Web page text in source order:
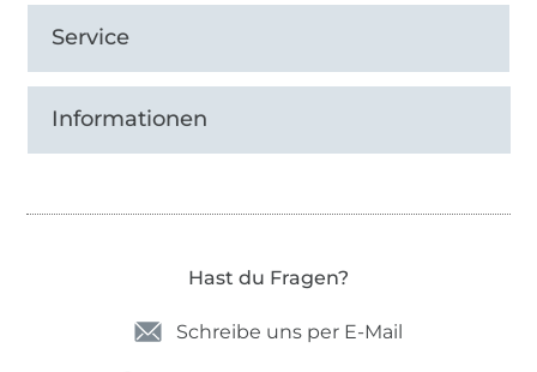
Service
Informationen
Hast du Fragen?
Schreibe uns per E-Mail